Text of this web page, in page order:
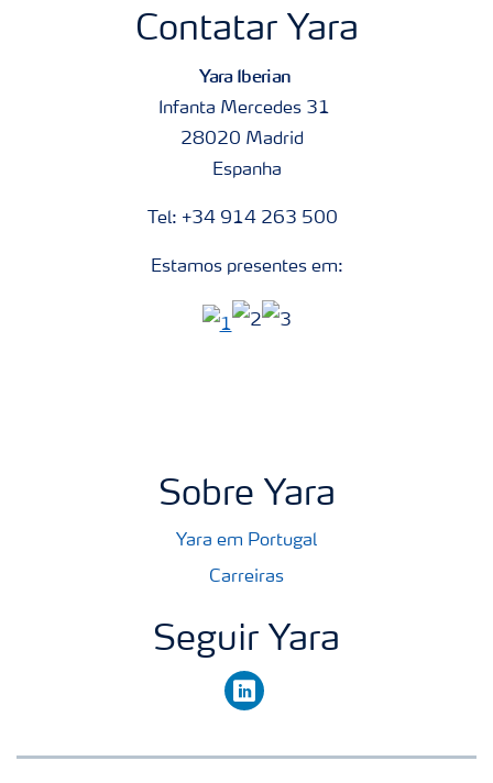
Contatar Yara
Yara Iberian
Infanta Mercedes 31
28020 Madrid
Espanha
Tel: +34 914 263 500
Estamos presentes em:
Sobre Yara
Yara em Portugal
Carreiras
Seguir Yara
linkedin